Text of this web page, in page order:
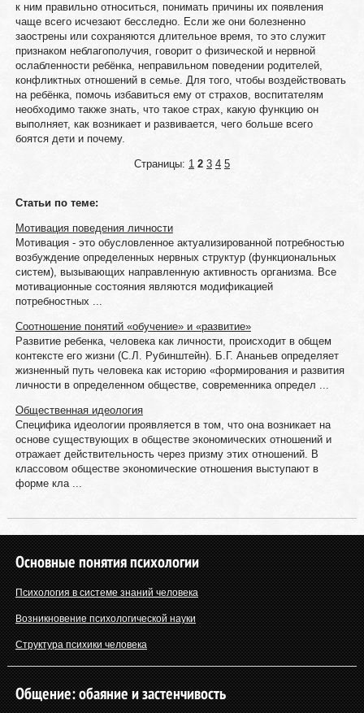
к ним правильно относиться, понимать причины их появления
чаще всего исчезают бесследно. Если же они болезненно
заострены или сохраняются длительное время, то это служит
признаком неблагополучия, говорит о физической и нервной
ослабленности ребёнка, неправильном поведении родителей,
конфликтных отношений в семье. Для того, чтобы воздействовать
на ребёнка, помочь избавиться ему от страхов, воспитателям
необходимо также знать, что такое страх, какую функцию он
выполняет, как возникает и развивается, чего больше всего
боятся дети и почему.
Страницы: 1 2 3 4 5
Статьи по теме:
Мотивация поведения личности
Мотивация - это обусловленное актуализированной потребностью
возбуждение определенных нервных структур (функциональных
систем), вызывающих направленную активность организма. Все
мотивационные состояния являются модификацией
потребностных ...
Соотношение понятий «обучение» и «развитие»
Развитие ребенка, человека как личности, происходит в общем
контексте его жизни (С.Л. Рубинштейн). Б.Г. Ананьев определяет
жизненный путь человека как историю «формирования и развития
личности в определенном обществе, современника определ ...
Общественная идеология
Специфика идеологии проявляется в том, что она возникает на
основе существующих в обществе экономических отношений и
отражает действительность через призму этих отношений. В
классовом обществе экономические отношения выступают в
форме кла ...
Основные понятия психологии
Психология в системе знаний человека
Возникновение психологической науки
Структура психики человека
Общение: обаяние и застенчивость